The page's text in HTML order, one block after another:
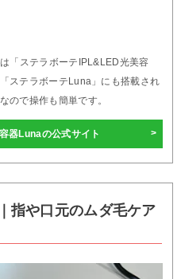
「ステラボーテIPL&LED光美容
ステラボーテLuna」にも搭載され
ので操作も簡単です。
器Lunaの公式サイト
指や口元のムダ毛ケア